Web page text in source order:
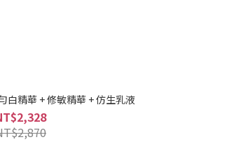
白精華 + 修敏精華 + 仿生乳液